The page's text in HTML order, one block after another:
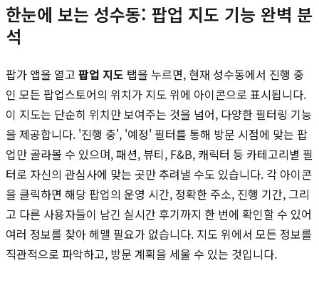
한눈에 보는 성수동: 팝업 지도 기능 완벽 분
석
팝가 앱을 열고 팝업 지도 탭을 누르면, 현재 성수동에서 진행 중
인 모든 팝업스토어의 위치가 지도 위에 아이콘으로 표시됩니다.
이 지도는 단순히 위치만 보여주는 것을 넘어, 다양한 필터링 기능
을 제공합니다. '진행 중', '예정' 필터를 통해 방문 시점에 맞는 팝
업만 골라볼 수 있으며, 패션, 뷰티, F&B, 캐릭터 등 카테고리별 필
터로 자신의 관심사에 맞는 곳만 추려낼 수도 있습니다. 각 아이콘
을 클릭하면 해당 팝업의 운영 시간, 정확한 주소, 진행 기간, 그리
고 다른 사용자들이 남긴 실시간 후기까지 한 번에 확인할 수 있어
여러 정보를 찾아 헤맬 필요가 없습니다. 지도 위에서 모든 정보를
직관적으로 파악하고, 방문 계획을 세울 수 있는 것입니다.